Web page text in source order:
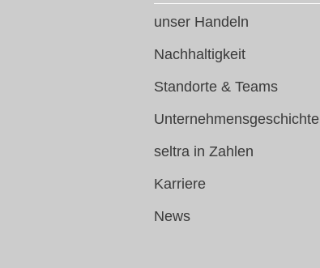
unser Handeln
Nachhaltigkeit
Standorte & Teams
Unternehmensgeschichte
seltra in Zahlen
Karriere
News